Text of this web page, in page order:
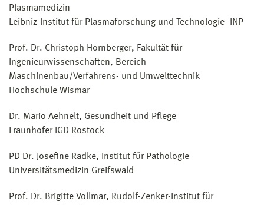
Plasmamedizin
Leibniz-Institut für Plasmaforschung und Technologie -INP
Prof. Dr. Christoph Hornberger, Fakultät für
Ingenieurwissenschaften, Bereich
Maschinenbau/Verfahrens- und Umwelttechnik
Hochschule Wismar
Dr. Mario Aehnelt, Gesundheit und Pflege
Fraunhofer IGD Rostock
PD Dr. Josefine Radke, Institut für Pathologie
Universitätsmedizin Greifswald
Prof. Dr. Brigitte Vollmar, Rudolf-Zenker-Institut für